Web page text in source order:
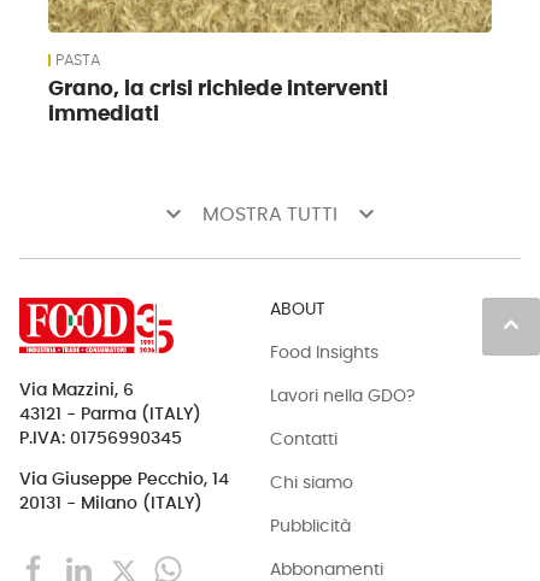
PASTA
Grano, la crisi richiede interventi
immediati
keyboard_arrow_down MOSTRA TUTTI keyboard_arrow_down
keyboard_arrow_up
Via Mazzini, 6
43121 - Parma (ITALY)
P.IVA: 01756990345
Via Giuseppe Pecchio, 14
20131 - Milano (ITALY)
ABOUT
Food Insights
Lavori nella GDO?
Contatti
Chi siamo
Pubblicità
Abbonamenti